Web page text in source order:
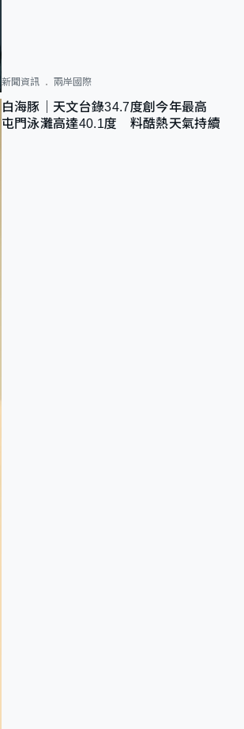
新聞資訊 兩岸國際
白海豚｜天文台錄34.7度創今年最高
屯門泳灘高達40.1度 料酷熱天氣持續